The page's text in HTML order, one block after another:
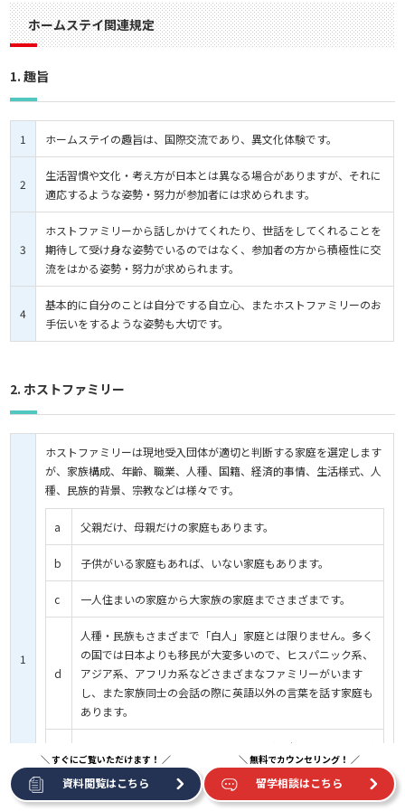
ホームステイ関連規定
1. 趣旨
1 ホームステイの趣旨は、国際交流であり、異文化体験です。
2
生活習慣や文化・考え方が日本とは異なる場合がありますが、それに
適応するような姿勢・努力が参加者には求められます。
3
ホストファミリーから話しかけてくれたり、世話をしてくれることを
期待して受け身な姿勢でいるのではなく、参加者の方から積極性に交
流をはかる姿勢・努力が求められます。
4
基本的に自分のことは自分でする自立心、またホストファミリーのお
手伝いをするような姿勢も大切です。
2. ホストファミリー
1
ホストファミリーは現地受入団体が適切と判断する家庭を選定します
が、家族構成、年齢、職業、人種、国籍、経済的事情、生活様式、人
種、民族的背景、宗教などは様々です。
a 父親だけ、母親だけの家庭もあります。
b 子供がいる家庭もあれば、いない家庭もあります。
c 一人住まいの家庭から大家族の家庭までさまざまです。
d
人種・民族もさまざまで「白人」家庭とは限りません。多く
の国では日本よりも移民が大変多いので、ヒスパニック系、
アジア系、アフリカ系などさまざまなファミリーがいます
し、また家族同士の会話の際に英語以外の言葉を話す家庭も
あります。
e
ホストファーザーまたはホストマザーが日本人である場合が
あります。
参加者と同年代で異性の子供がいるホストファミリーもあり
資料閲覧はこちら 留学相談はこちら